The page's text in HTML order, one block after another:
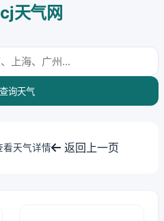
天气网
询天气
看天气详情 返回上一页